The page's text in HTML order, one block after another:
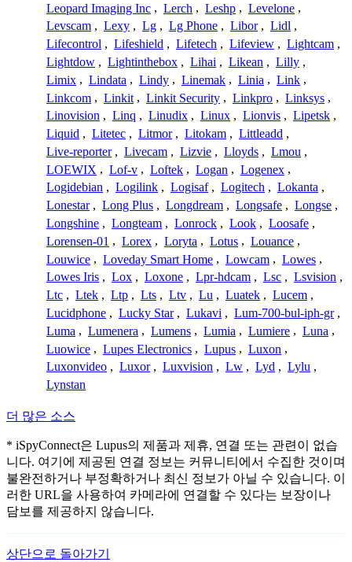
Leopard Imaging Inc , Lerch , Leshp , Levelone ,
Levscam , Lexy , Lg , Lg Phone , Libor , Lidl ,
Lifecontrol , Lifeshield , Lifetech , Lifeview , Lightcam ,
Lightdow , Lightinthebox , Lihai , Likean , Lilly ,
Limix , Lindata , Lindy , Linemak , Linia , Link ,
Linkcom , Linkit , Linkit Security , Linkpro , Linksys ,
Linovision , Linq , Linudix , Linux , Lionvis , Lipetsk ,
Liquid , Litetec , Litmor , Litokam , Littleadd ,
Live-reporter , Livecam , Lizvie , Lloyds , Lmou ,
LOEWIX , Lof-v , Loftek , Logan , Logenex ,
Logidebian , Logilink , Logisaf , Logitech , Lokanta ,
Lonestar , Long Plus , Longdream , Longsafe , Longse ,
Longshine , Longteam , Lonrock , Look , Loosafe ,
Lorensen-01 , Lorex , Loryta , Lotus , Louance ,
Louwice , Loveday Smart Home , Lowcam , Lowes ,
Lowes Iris , Lox , Loxone , Lpr-hdcam , Lsc , Lsvision ,
Ltc , Ltek , Ltp , Lts , Ltv , Lu , Luatek , Lucem ,
Lucidphone , Lucky Star , Lukavi , Lum-700-bul-iph-gr ,
Luma , Lumenera , Lumens , Lumia , Lumiere , Luna ,
Luowice , Lupes Electronics , Lupus , Luxon ,
Luxonvideo , Luxor , Luxvision , Lw , Lyd , Lylu ,
Lynstan
더 많은 소스
* iSpyConnect은 Lupus의 제품과 제휴, 연결 또는 관련이 없습
니다. 여기에 제공된 연결 정보는 커뮤니티에서 수집한 것이며
불완전하거나 부정확하거나 최신 정보가 아닐 수 있습니다. 이
러한 URL을 사용하여 카메라에 연결할 수 있다는 보장이나
담보를 제공하지 않습니다.
상단으로 돌아가기